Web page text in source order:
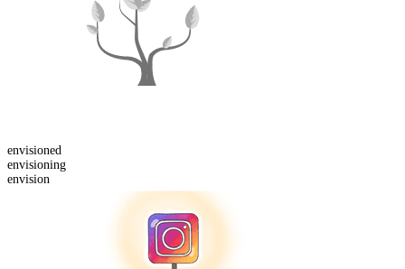
envisioned
envisioning
envision